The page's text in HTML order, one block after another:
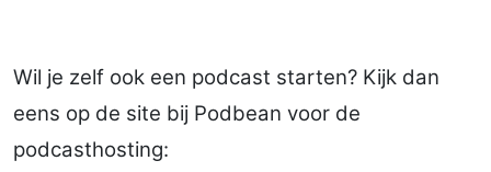
Wil je zelf ook een podcast starten? Kijk dan
eens op de site bij Podbean voor de
podcasthosting: